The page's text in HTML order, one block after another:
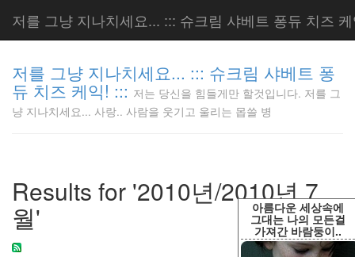
아름다운 세상속에
그대는 나의 모든걸
가져간 바람둥이..
저를 그냥 지나치세요... ::: 슈크림 샤베트 퐁듀 치즈
저를 그냥 지나치세요... ::: 슈크림 샤베트 퐁
듀 치즈 케익! ::: 저는 당신을 힘들게만 할것입니다. 저를 그
냥 지나치세요... 사랑.. 사람을 웃기고 울리는 몹쓸 병
Results for '2010년/2010년 7
월'
저는 당신
을 힘들게
지나치세
요... 사
랑.. 사람
을 웃기고
울리는 몹